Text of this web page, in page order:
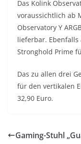
Das Kolink
voraussichtlich ab
Observatory Y
lieferbar.
Stronghold Prime
Das zu allen drei
für den vertikalen
32,90 Euro.
Gaming-Stuhl